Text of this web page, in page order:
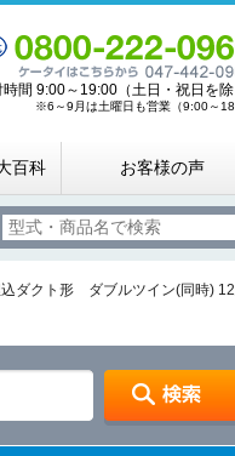
ンコム
時間 9:00～19:00（土日・祝日を除
※6～9月は土曜日も営業（9:00～
百科 お客様の声
クト形 ダブルツイン(同時) 12